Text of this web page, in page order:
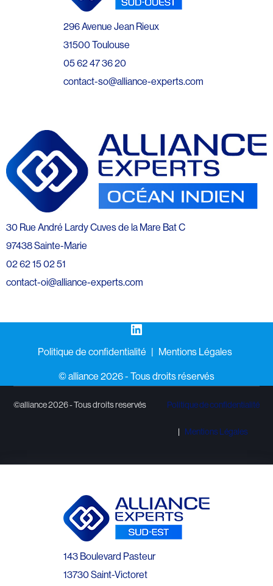
296 Avenue Jean Rieux
31500 Toulouse
05 62 47 36 20
contact-so@alliance-experts.com
30 Rue André Lardy Cuves de la Mare Bat C
97438 Sainte-Marie
02 62 15 02 51
contact-oi@alliance-experts.com
LinkedIn
Politique de confidentialité Mentions Légales
©️ alliance 2026 - Tous droits réservés
©alliance 2026 - Tous droits reservés Politique de confidentialité
Mentions Légales
143 Boulevard Pasteur
13730 Saint-Victoret